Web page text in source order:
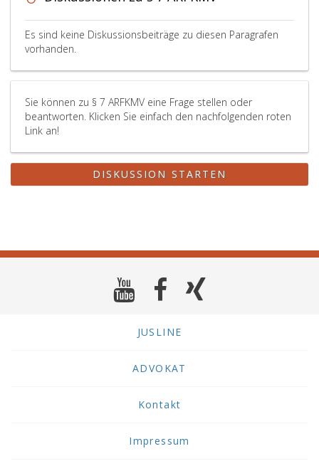
Es sind keine Diskussionsbeiträge zu diesen Paragrafen
vorhanden.
Sie können zu § 7 ARFKMV eine Frage stellen oder
beantworten. Klicken Sie einfach den nachfolgenden roten
Link an!
DISKUSSION STARTEN
JUSLINE
ADVOKAT
Kontakt
Impressum